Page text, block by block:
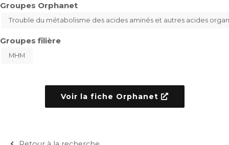
Groupes Orphanet
Trouble du métabolisme des acides aminés et autres acides
Groupes filière
MHM
Voir la fiche Orphanet